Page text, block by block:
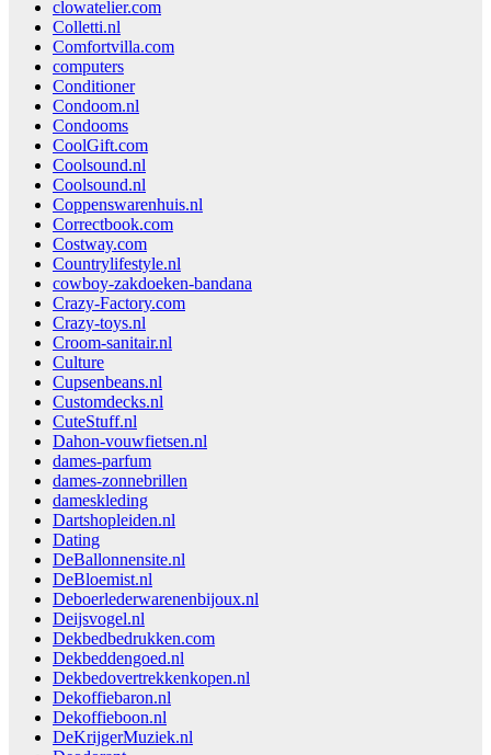
clowatelier.com
Colletti.nl
Comfortvilla.com
computers
Conditioner
Condoom.nl
Condooms
CoolGift.com
Coolsound.nl
Coolsound.nl
Coppenswarenhuis.nl
Correctbook.com
Costway.com
Countrylifestyle.nl
cowboy-zakdoeken-bandana
Crazy-Factory.com
Crazy-toys.nl
Croom-sanitair.nl
Culture
Cupsenbeans.nl
Customdecks.nl
CuteStuff.nl
Dahon-vouwfietsen.nl
dames-parfum
dames-zonnebrillen
dameskleding
Dartshopleiden.nl
Dating
DeBallonnensite.nl
DeBloemist.nl
Deboerlederwarenenbijoux.nl
Deijsvogel.nl
Dekbedbedrukken.com
Dekbeddengoed.nl
Dekbedovertrekkenkopen.nl
Dekoffiebaron.nl
Dekoffieboon.nl
DeKrijgerMuziek.nl